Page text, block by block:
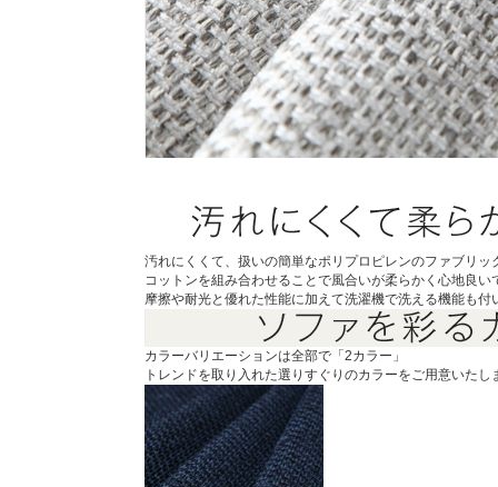
汚れにくくて、扱いの簡単なポリプロピレンのファブリッ
コットンを組み合わせることで風合いが柔らかく心地良い
摩擦や耐光と優れた性能に加えて洗濯機で洗える機能も付
カラーバリエーションは全部で「2カラー」
トレンドを取り入れた選りすぐりのカラーをご用意いたし